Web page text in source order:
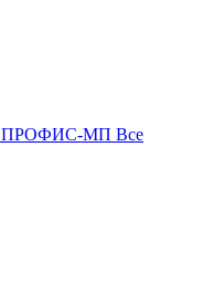
ПРОФИС-МП Все